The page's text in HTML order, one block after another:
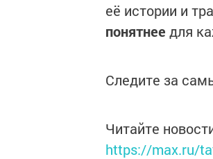
её истории и
понятнее для
Следите за
Читайте
https://max.ru/